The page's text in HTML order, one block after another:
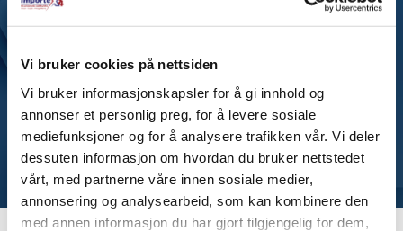
Vi bruker cookies på nettsiden
Vi bruker informasjonskapsler for å gi innhold og
annonser et personlig preg, for å levere sosiale
mediefunksjoner og for å analysere trafikken vår. Vi deler
dessuten informasjon om hvordan du bruker nettstedet
vårt, med partnerne våre innen sosiale medier,
annonsering og analysearbeid, som kan kombinere den
med annen informasjon du har gjort tilgjengelig for dem,
Reklamasjon og
Angrerett
Products
search